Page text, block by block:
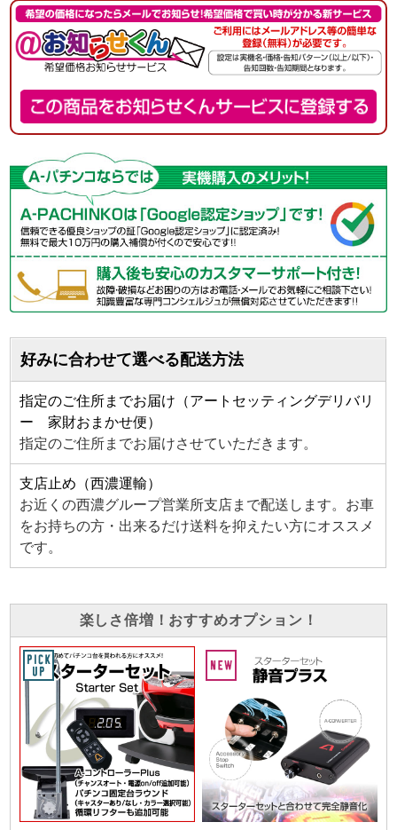
好みに合わせて選べる配送方法
指定のご住所までお届け（アートセッティングデリバリ
ー 家財おまかせ便）
指定のご住所までお届けさせていただきます。
支店止め（西濃運輸）
お近くの西濃グループ営業所支店まで配送します。お車
をお持ちの方・出来るだけ送料を抑えたい方にオススメ
です。
楽しさ倍増！おすすめオプション！